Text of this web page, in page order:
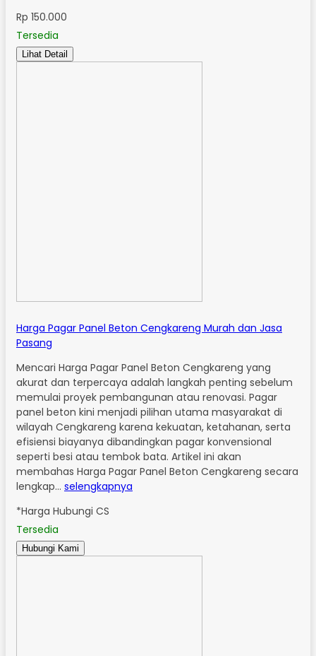
Rp 150.000
Tersedia
Lihat Detail
Harga Pagar Panel Beton Cengkareng Murah dan Jasa
Pasang
Mencari Harga Pagar Panel Beton Cengkareng yang
akurat dan terpercaya adalah langkah penting sebelum
memulai proyek pembangunan atau renovasi. Pagar
panel beton kini menjadi pilihan utama masyarakat di
wilayah Cengkareng karena kekuatan, ketahanan, serta
efisiensi biayanya dibandingkan pagar konvensional
seperti besi atau tembok bata. Artikel ini akan
membahas Harga Pagar Panel Beton Cengkareng secara
lengkap… selengkapnya
*Harga Hubungi CS
Tersedia
Hubungi Kami